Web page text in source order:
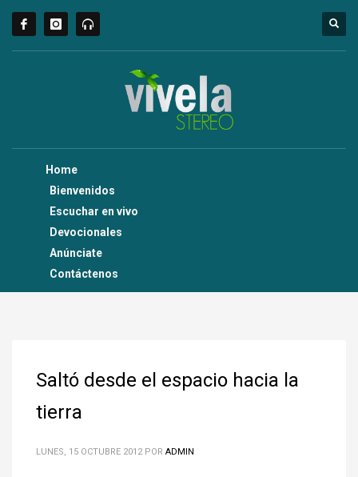
Home
Bienvenidos
Escuchar en vivo
Devocionales
Anúnciate
Contáctenos
Saltó desde el espacio hacia la
tierra
LUNES, 15 OCTUBRE 2012 POR ADMIN